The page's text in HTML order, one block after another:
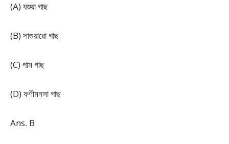
(A) যশুয়া গাছ
(B) সাগুয়ারো গাছ
(C) পাম গাছ
(D) ফণীমনসা গাছ
Ans. B